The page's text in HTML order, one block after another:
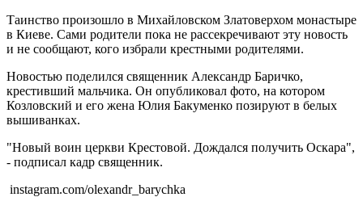
Таинство произошло в Михайловском Златоверхом монастыре
в Киеве. Сами родители пока не рассекречивают эту новость
и не сообщают, кого избрали крестными родителями.
Новостью поделился священник Александр Баричко,
крестивший мальчика. Он опубликовал фото, на котором
Козловский и его жена Юлия Бакуменко позируют в белых
вышиванках.
"Новый воин церкви Крестовой. Дождался получить Оскара",
- подписал кадр священник.
instagram.com/olexandr_barychka